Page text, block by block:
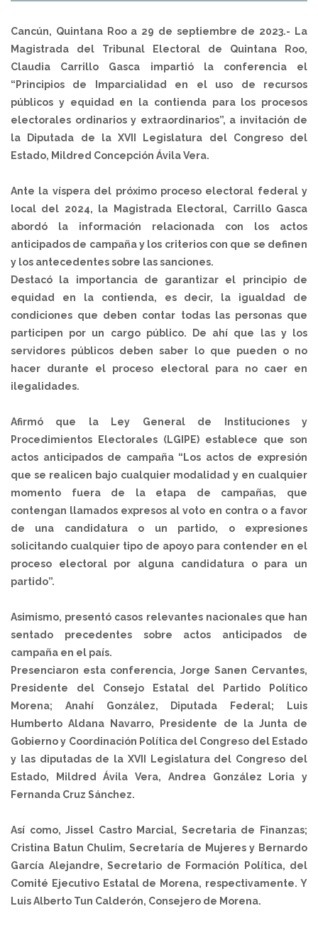
Cancún, Quintana Roo a 29 de septiembre de 2023.- La
Magistrada del Tribunal Electoral de Quintana Roo,
Claudia Carrillo Gasca impartió la conferencia el
“Principios de Imparcialidad en el uso de recursos
públicos y equidad en la contienda para los procesos
electorales ordinarios y extraordinarios”, a invitación de
la Diputada de la XVII Legislatura del Congreso del
Estado, Mildred Concepción Ávila Vera.
Ante la víspera del próximo proceso electoral federal y
local del 2024, la Magistrada Electoral, Carrillo Gasca
abordó la información relacionada con los actos
anticipados de campaña y los criterios con que se definen
y los antecedentes sobre las sanciones.
Destacó la importancia de garantizar el principio de
equidad en la contienda, es decir, la igualdad de
condiciones que deben contar todas las personas que
participen por un cargo público. De ahí que las y los
servidores públicos deben saber lo que pueden o no
hacer durante el proceso electoral para no caer en
ilegalidades.
Afirmó que la Ley General de Instituciones y
Procedimientos Electorales (LGIPE) establece que son
actos anticipados de campaña “Los actos de expresión
que se realicen bajo cualquier modalidad y en cualquier
momento fuera de la etapa de campañas, que
contengan llamados expresos al voto en contra o a favor
de una candidatura o un partido, o expresiones
solicitando cualquier tipo de apoyo para contender en el
proceso electoral por alguna candidatura o para un
partido”.
Asimismo, presentó casos relevantes nacionales que han
sentado precedentes sobre actos anticipados de
campaña en el país.
Presenciaron esta conferencia, Jorge Sanen Cervantes,
Presidente del Consejo Estatal del Partido Político
Morena; Anahí González, Diputada Federal; Luis
Humberto Aldana Navarro, Presidente de la Junta de
Gobierno y Coordinación Política del Congreso del Estado
y las diputadas de la XVII Legislatura del Congreso del
Estado, Mildred Ávila Vera, Andrea González Loria y
Fernanda Cruz Sánchez.
Así como, Jissel Castro Marcial, Secretaria de Finanzas;
Cristina Batun Chulim, Secretaría de Mujeres y Bernardo
García Alejandre, Secretario de Formación Política, del
Comité Ejecutivo Estatal de Morena, respectivamente. Y
Luis Alberto Tun Calderón, Consejero de Morena.